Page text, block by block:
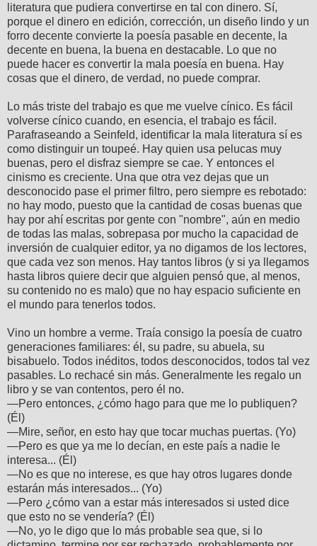
literatura que pudiera convertirse en tal con dinero. Sí,
porque el dinero en edición, corrección, un diseño lindo y un
forro decente convierte la poesía pasable en decente, la
decente en buena, la buena en destacable. Lo que no
puede hacer es convertir la mala poesía en buena. Hay
cosas que el dinero, de verdad, no puede comprar.
Lo más triste del trabajo es que me vuelve cínico. Es fácil
volverse cínico cuando, en esencia, el trabajo es fácil.
Parafraseando a Seinfeld, identificar la mala literatura sí es
como distinguir un toupeé. Hay quien usa pelucas muy
buenas, pero el disfraz siempre se cae. Y entonces el
cinismo es creciente. Una que otra vez dejas que un
desconocido pase el primer filtro, pero siempre es rebotado:
no hay modo, puesto que la cantidad de cosas buenas que
hay por ahí escritas por gente con "nombre", aún en medio
de todas las malas, sobrepasa por mucho la capacidad de
inversión de cualquier editor, ya no digamos de los lectores,
que cada vez son menos. Hay tantos libros (y si ya llegamos
hasta libros quiere decir que alguien pensó que, al menos,
su contenido no es malo) que no hay espacio suficiente en
el mundo para tenerlos todos.
Vino un hombre a verme. Traía consigo la poesía de cuatro
generaciones familiares: él, su padre, su abuela, su
bisabuelo. Todos inéditos, todos desconocidos, todos tal vez
pasables. Lo rechacé sin más. Generalmente les regalo un
libro y se van contentos, pero él no.
—Pero entonces, ¿cómo hago para que me lo publiquen?
(Él)
—Mire, señor, en esto hay que tocar muchas puertas. (Yo)
—Pero es que ya me lo decían, en este país a nadie le
interesa... (Él)
—No es que no interese, es que hay otros lugares donde
estarán más interesados... (Yo)
—Pero ¿cómo van a estar más interesados si usted dice
que esto no se vendería? (Él)
—No, yo le digo que lo más probable sea que, si lo